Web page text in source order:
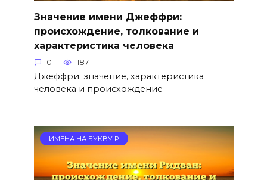
Значение имени Джеффри:
происхождение, толкование и
характеристика человека
0 187
Джеффри: значение, характеристика
человека и происхождение
ИМЕНА НА БУКВУ Р